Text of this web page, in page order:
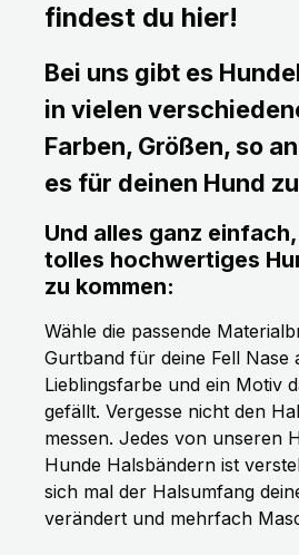
findest du hier!
Bei uns gibt es
in vielen
Farben, Größen, so
es für deinen Hund
Und alles ganz
tolles hochwertiges
zu kommen:
Wähle die passende
Gurtband für deine Fell Nase
Lieblingsfarbe und ein Motiv
gefällt. Vergesse nicht den
messen. Jedes von unseren
Hunde Halsbändern ist
sich mal der Halsumfang
verändert und mehrfach